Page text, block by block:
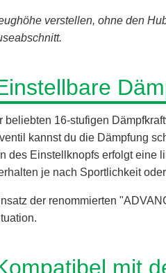
verstellen, ohne den
beliebten 16-stufigen
kannst du die Dämpfung
des Einstellknopfs erfolgt eine
je nach Sportlichkeit
der renommierten
mit